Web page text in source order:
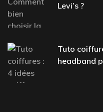
Levi’s ?
Tuto
headband